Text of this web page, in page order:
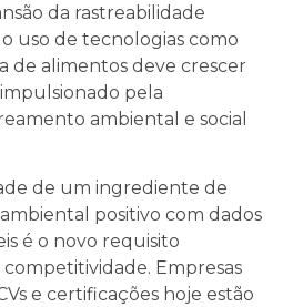
da rastreabilidade
uso de tecnologias como
de alimentos deve crescer
pela
ambiental e social
de um ingrediente de
positivo com dados
é o novo requisito
Empresas
e certificações hoje estão